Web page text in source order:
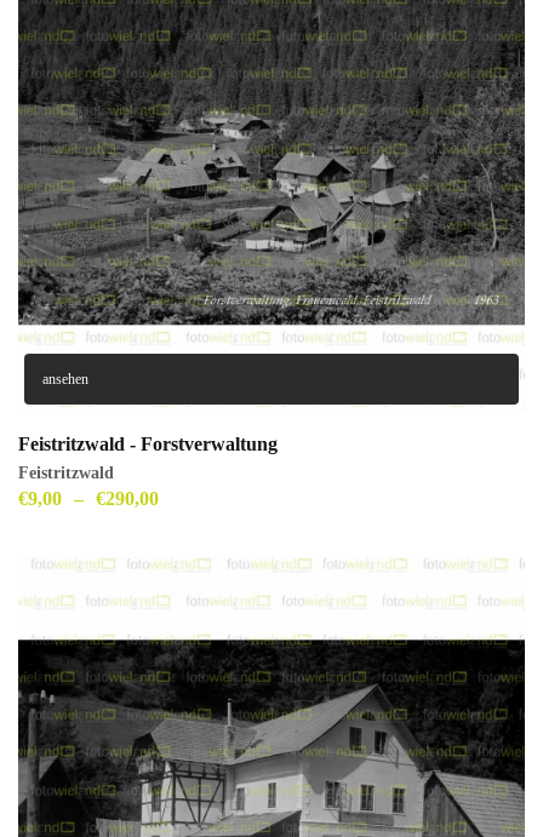
ansehen
Feistritzwald - Forstverwaltung
Feistritzwald
€9,00 – €290,00